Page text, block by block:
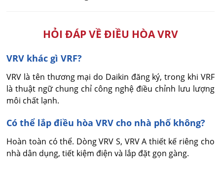
HỎI ĐÁP VỀ ĐIỀU HÒA VRV
VRV khác gì VRF?
VRV là tên thương mại do Daikin đăng ký, trong khi VRF
là thuật ngữ chung chỉ công nghệ điều chỉnh lưu lượng
môi chất lạnh.
Có thể lắp điều hòa VRV cho nhà phố không?
Hoàn toàn có thể. Dòng VRV S, VRV A thiết kế riêng cho
nhà dân dụng, tiết kiệm điện và lắp đặt gọn gàng.